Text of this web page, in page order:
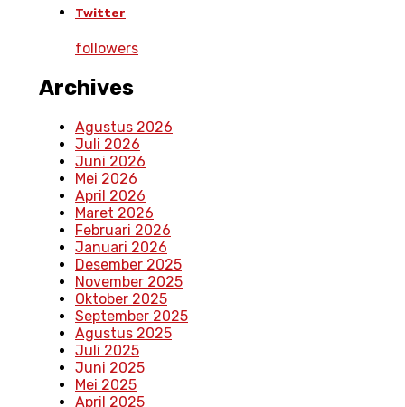
Twitter
followers
Archives
Agustus 2026
Juli 2026
Juni 2026
Mei 2026
April 2026
Maret 2026
Februari 2026
Januari 2026
Desember 2025
November 2025
Oktober 2025
September 2025
Agustus 2025
Juli 2025
Juni 2025
Mei 2025
April 2025